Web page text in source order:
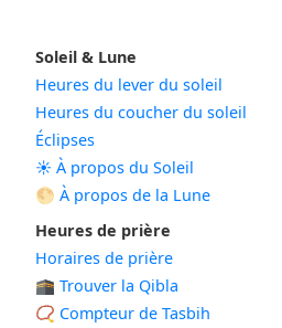
Soleil & Lune
Heures du lever du soleil
Heures du coucher du soleil
Éclipses
☀️ À propos du Soleil
🌕 À propos de la Lune
Heures de prière
Horaires de prière
🕋 Trouver la Qibla
📿 Compteur de Tasbih